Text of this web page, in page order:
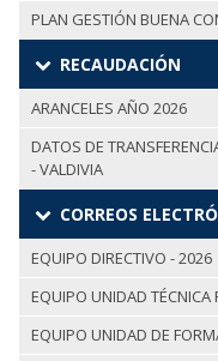
PLAN GESTIÓN BUENA
RECAUDACIÓN
ARANCELES AÑO 2026
DATOS DE
- VALDIVIA
CORREOS
EQUIPO DIRECTIVO - 2026
EQUIPO UNIDAD
EQUIPO UNIDAD DE